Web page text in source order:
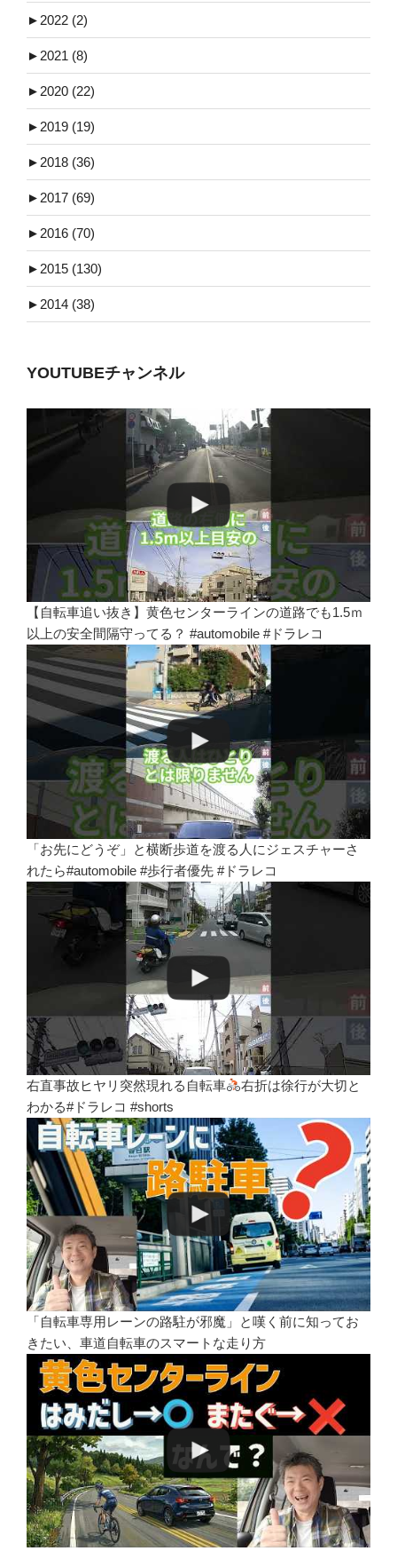
► 2022 (2)
► 2021 (8)
► 2020 (22)
► 2019 (19)
► 2018 (36)
► 2017 (69)
► 2016 (70)
► 2015 (130)
► 2014 (38)
YOUTUBEチャンネル
【自転車追い抜き】黄色センターラインの道路でも1.5ｍ
以上の安全間隔守ってる？ #automobile #ドラレコ
「お先にどうぞ」と横断歩道を渡る人にジェスチャーさ
れたら#automobile #歩行者優先 #ドラレコ
右直事故ヒヤリ突然現れる自転車
右折は徐行が大切と
わかる#ドラレコ #shorts
「自転車専用レーンの路駐が邪魔」と嘆く前に知ってお
きたい、車道自転車のスマートな走り方